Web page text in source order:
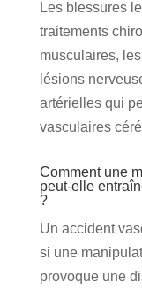
Les blessures
traitements
musculaires,
lésions
artérielles qui
vasculaires
Comment une
peut-elle
?
Un accident
si une
provoque une